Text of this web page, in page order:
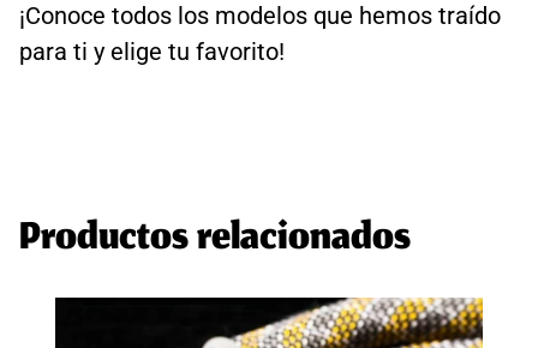
¡Conoce todos los modelos que hemos traído
para ti y elige tu favorito!
Productos relacionados